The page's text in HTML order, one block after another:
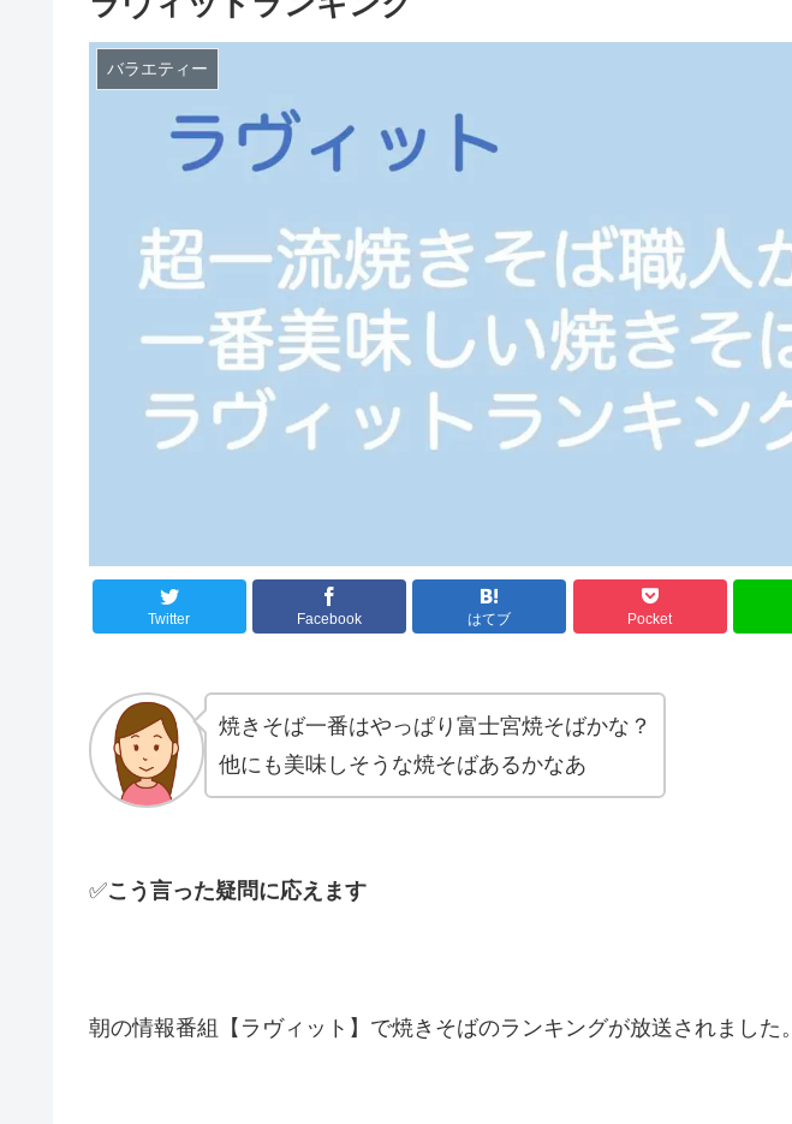
バラエティー
Twitter Facebook はてブ Pocket
焼きそば一番はやっぱり富士宮焼そばかな？
他にも美味しそうな焼そばあるかなあ
✅こう言った疑問に応えます
朝の情報番組【ラヴィット】で焼きそばのランキングが放送されました。